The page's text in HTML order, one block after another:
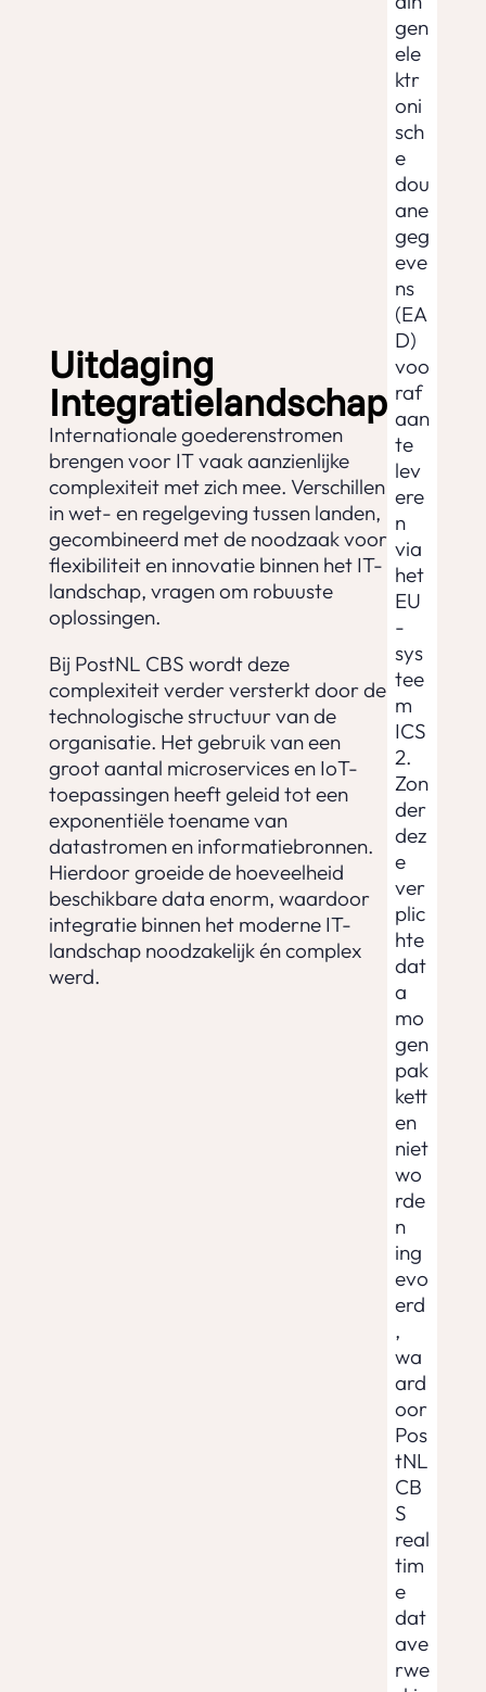
Uitdaging
Integratielandschap
Internationale goederenstromen
brengen voor IT vaak aanzienlijke
complexiteit met zich mee. Verschillen
in wet- en regelgeving tussen landen,
gecombineerd met de noodzaak voor
flexibiliteit en innovatie binnen het IT-
landschap, vragen om robuuste
oplossingen.
Bij PostNL CBS wordt deze
complexiteit verder versterkt door de
technologische structuur van de
organisatie. Het gebruik van een
groot aantal microservices en IoT-
toepassingen heeft geleid tot een
exponentiële toename van
datastromen en informatiebronnen.
Hierdoor groeide de hoeveelheid
beschikbare data enorm, waardoor
integratie binnen het moderne IT-
landschap noodzakelijk én complex
werd.
gen
ele
ktr
oni
sch
e
dou
ane
geg
eve
ns
(EA
D)
voo
raf
aan
te
lev
ere
n
via
het
EU
-
sys
tee
m
ICS
2.
Zon
der
dez
e
ver
plic
hte
dat
a
mo
gen
pak
kett
en
niet
wo
rde
n
ing
evo
erd
,
wa
ard
oor
Pos
tNL
CB
S
real
tim
e
dat
ave
rwe